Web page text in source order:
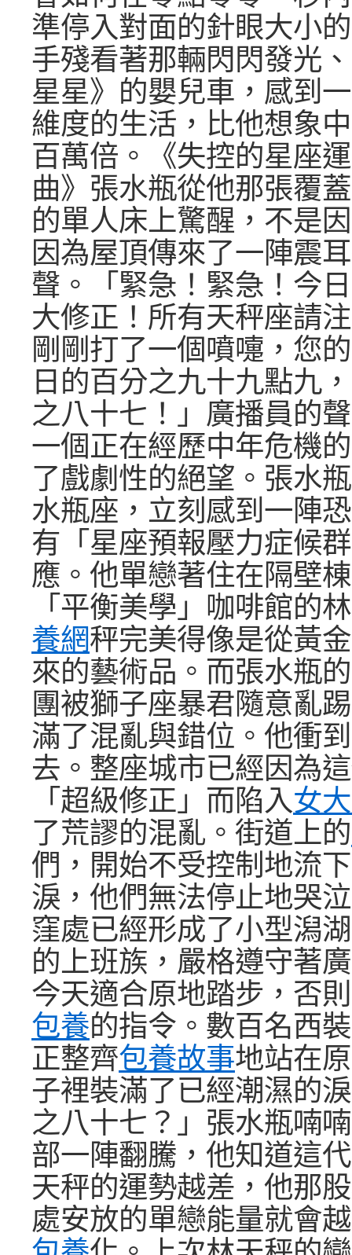
準停入對面的針眼大小
手殘看著那輛閃閃發光
星星》的嬰兒車，感到
維度的生活，比他想象
百萬倍。《失控的星座
曲》張水瓶從他那張覆
的單人床上驚醒，不是
因為屋頂傳來了一陣震
聲。「緊急！緊急！今
大修正！所有天秤座請
剛剛打了一個噴嚏，您
日的百分之九十九點九
之八十七！」廣播員的
一個正在經歷中年危機
了戲劇性的絕望。張水
水瓶座，立刻感到一陣
有「星座預報壓力症候
應。他單戀著住在隔壁
「平衡美學」咖啡館的
養網秤完美得像是從黃
來的藝術品。而張水瓶
團被獅子座暴君隨意亂
滿了混亂與錯位。他衝
去。整座城市已經因為
「超級修正」而陷入女
了荒謬的混亂。街道上的
們，開始不受控制地流
淚，他們無法停止地哭
窪處已經形成了小型潟
的上班族，嚴格遵守著
今天適合原地踏步，否
包養的指令。數百名西
正整齊包養故事地站在
子裡裝滿了已經潮濕的
之八十七？」張水瓶喃
部一陣翻騰，他知道這
天秤的運勢越差，他那
處安放的單戀能量就會